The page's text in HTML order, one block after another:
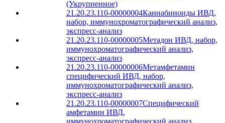
(Укрупненное)
21.20.23.110-00000004Каннабиноиды ИВД,
набор, иммунохроматографический анализ,
экспресс-анализ
21.20.23.110-00000005Метадон ИВД, набор,
иммунохроматографический анализ,
экспресс-анализ
21.20.23.110-00000006Метамфетамин
специфический ИВД, набор,
иммунохроматографический анализ,
экспресс-анализ
21.20.23.110-00000007Специфический
амфетамин ИВД,
иммунохроматографический анализ,